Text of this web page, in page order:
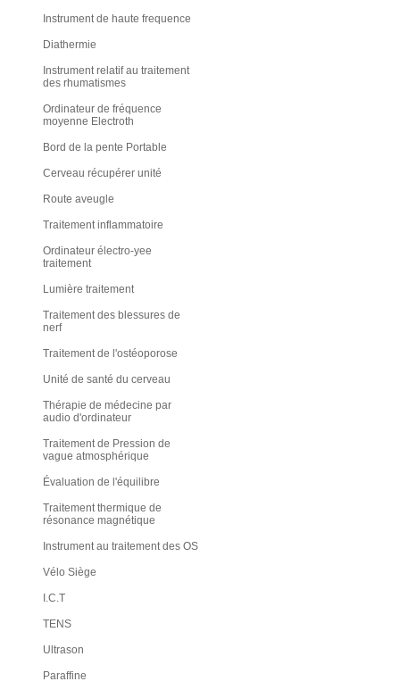
Instrument de haute frequence
Diathermie
Instrument relatif au traitement
des rhumatismes
Ordinateur de fréquence
moyenne Electroth
Bord de la pente Portable
Cerveau récupérer unité
Route aveugle
Traitement inflammatoire
Ordinateur électro-yee
traitement
Lumière traitement
Traitement des blessures de
nerf
Traitement de l'ostéoporose
Unité de santé du cerveau
Thérapie de médecine par
audio d'ordinateur
Traitement de Pression de
vague atmosphérique
Évaluation de l'équilibre
Traitement thermique de
résonance magnétique
Instrument au traitement des OS
Vélo Siège
I.C.T
TENS
Ultrason
Paraffine